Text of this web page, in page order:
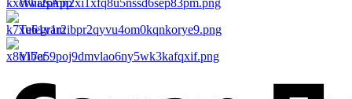
WhatsApp
Telegram
Viber